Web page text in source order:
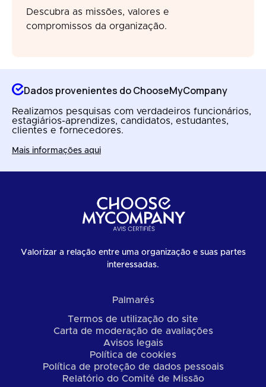
Descubra as missões, valores e
compromissos da organização.
Dados provenientes do ChooseMyCompany
Realizamos pesquisas com verdadeiros funcionários,
estagiários-aprendizes, candidatos, estudantes,
clientes e fornecedores.
Mais informações aqui
Valorizar a relação entre uma organização e suas partes
interessadas.
Palmarés
Termos de utilização do site
Carta de moderação de avaliações
Avisos legais
Política de cookies
Política de proteção de dados pessoais
Relatório do Comité de Missão